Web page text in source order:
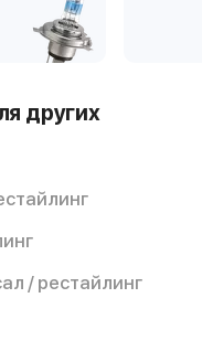
других
/ рестайлинг